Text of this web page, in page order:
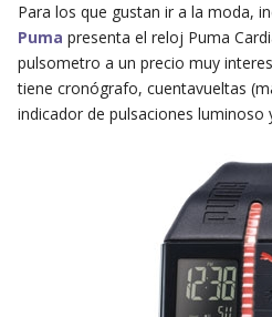
Para los que gustan ir a la moda,
Puma presenta el reloj Puma
pulsometro a un precio muy
tiene cronógrafo, cuentavueltas
indicador de pulsaciones luminoso